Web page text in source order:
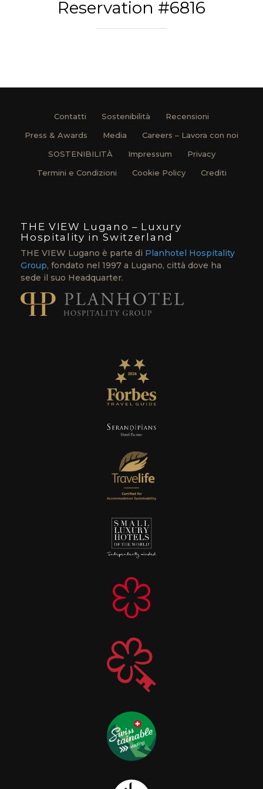
Reservation #6816
Contatti Sostenibilità
Recensioni
Press & Awards
Media
Careers – Lavora con noi
SOSTENIBILITÀ
Impressum
Privacy
Termini e Condizioni
Cookie Policy Crediti
THE VIEW Lugano – Luxury
Hospitality in Switzerland
THE VIEW Lugano è parte di Planhotel Hospitality
Group, fondato nel 1997 a Lugano, città dove ha
sede il suo Headquarter.